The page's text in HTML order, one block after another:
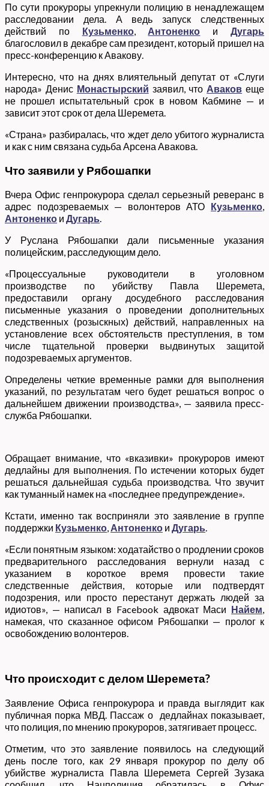
По сути прокуроры упрекнули полицию в ненадлежащем
расследовании дела. А ведь запуск следственных
действий по Кузьменко, Антоненко иДугарь
благословил в декабре сам президент, который пришел на
пресс-конференцию к Авакову.
Интересно, что на днях влиятельный депутат от «Слуги
народа» Денис Монастырский заявил, что Аваков еще
не прошел испытательный срок в новом Кабмине — и
зависит этот срок от дела Шеремета.
«Страна» разбиралась, что ждет дело убитого журналиста
и как с ним связана судьба Арсена Авакова.
Что заявили у Рябошапки
Вчера Офис генпрокурора сделал серьезный реверанс в
адрес подозреваемых — волонтеров АТО Кузьменко,
Антоненко и Дугарь.
У Руслана Рябошапки дали письменные указания
полицейским, расследующим дело.
«Процессуальные руководители в уголовном
производстве по убийству Павла Шеремета,
предоставили органу досудебного расследования
письменные указания о проведении дополнительных
следственных (розыскных) действий, направленных на
установление всех обстоятельств преступления, в том
числе тщательной проверки выдвинутых защитой
подозреваемых аргументов.
Определены четкие временные рамки для выполнения
указаний, по результатам чего будет решаться вопрос о
дальнейшем движении производства», — заявила пресс-
служба Рябошапки.
Обращает внимание, что «вказивки» прокуроров имеют
дедлайны для выполнения. По истечении которых будет
решаться дальнейшая судьба производства. Что звучит
как туманный намек на «последнее предупреждение».
Кстати, именно так восприняли это заявление в группе
поддержки Кузьменко, Антоненко и Дугарь.
«Если понятным языком: ходатайство о продлении сроков
предварительного расследования вернули назад с
указанием в короткое время провести такие
следственные действия, которые или подтвердят
подозрения, или просто перестанут держать людей за
идиотов», — написал в Facebook адвокат Маси Найем,
намекая, что сказанное офисом Рябошапки — пролог к
освобождению волонтеров.
Что происходит с делом Шеремета?
Заявление Офиса генпрокурора и правда выглядит как
публичная порка МВД. Пассаж о дедлайнах показывает,
что полиция, по мнению прокуроров, затягивает процесс.
Отметим, что это заявление появилось на следующий
день после того, как 29 января прокурор по делу об
убийстве журналиста Павла Шеремета Сергей Зузака